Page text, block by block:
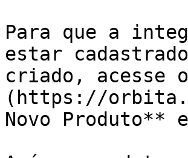
Para que a
estar
criado, acesse
(https://
Novo Produto**